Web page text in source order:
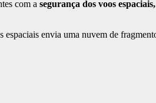
com a segurança dos voos
envia uma nuvem de